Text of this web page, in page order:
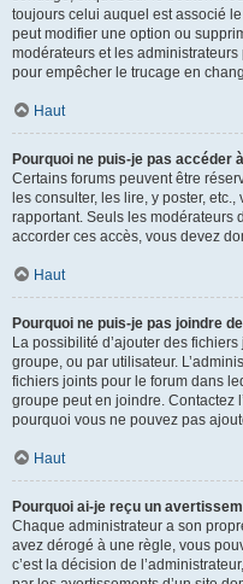
toujours celui auquel est associé
peut modifier une option ou
modérateurs et les
pour empêcher le trucage en
Haut
Pourquoi ne puis-je pas accéder
Certains forums peuvent être
les consulter, les lire, y poster,
rapportant. Seuls les modérateurs
accorder ces accès, vous devez
Haut
Pourquoi ne puis-je pas joindre
La possibilité d’ajouter des
groupe, ou par utilisateur.
fichiers joints pour le forum dans
groupe peut en joindre. Contactez
pourquoi vous ne pouvez pas
Haut
Pourquoi ai-je reçu un
Chaque administrateur a son
avez dérogé à une règle, vous
c’est la décision de